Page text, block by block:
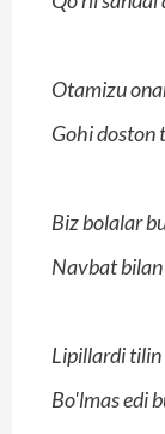
Otamizu
Gohi doston
Biz bolalar
Navbat
Lipillardi tilin
Bo'lmas edi